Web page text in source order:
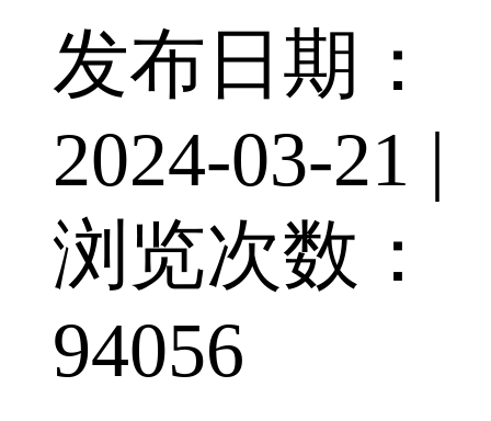
发布日期：
2024-03-21 |
浏览次数：
94056